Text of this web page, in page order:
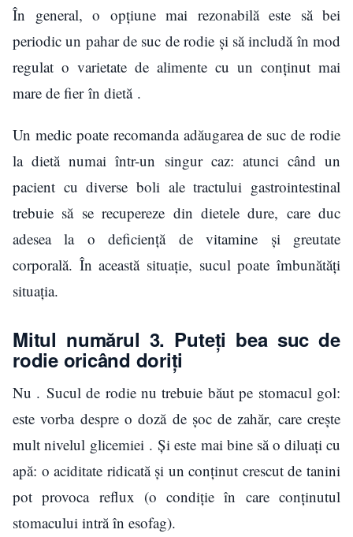
În general, o opțiune mai rezonabilă este să bei
periodic un pahar de suc de rodie și să includă în mod
regulat o varietate de alimente cu un conținut mai
mare de fier în dietă .
Un medic poate recomanda adăugarea de suc de rodie
la dietă numai într-un singur caz: atunci când un
pacient cu diverse boli ale tractului gastrointestinal
trebuie să se recupereze din dietele dure, care duc
adesea la o deficiență de vitamine și greutate
corporală. În această situație, sucul poate îmbunătăți
situația.
Mitul numărul 3. Puteți bea suc de
rodie oricând doriți
Nu . Sucul de rodie nu trebuie băut pe stomacul gol:
este vorba despre o doză de șoc de zahăr, care crește
mult nivelul glicemiei . Și este mai bine să o diluați cu
apă: o aciditate ridicată și un conținut crescut de tanini
pot provoca reflux (o condiție în care conținutul
stomacului intră în esofag).